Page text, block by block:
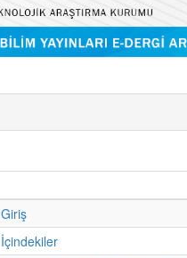
Giriş
İçindekiler